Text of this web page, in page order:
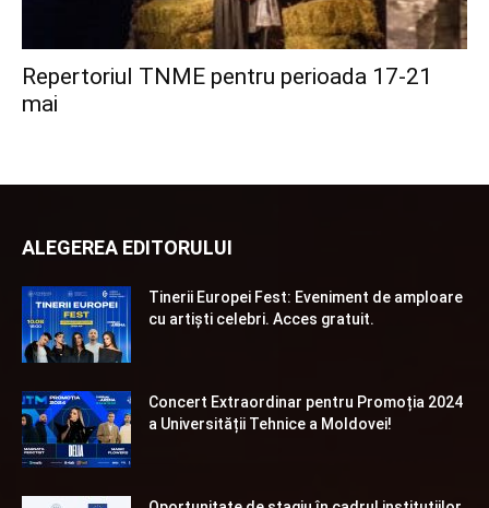
Repertoriul TNME pentru perioada 17-21
mai
ALEGEREA EDITORULUI
Tinerii Europei Fest: Eveniment de amploare
cu artiști celebri. Acces gratuit.
Concert Extraordinar pentru Promoția 2024
a Universității Tehnice a Moldovei!